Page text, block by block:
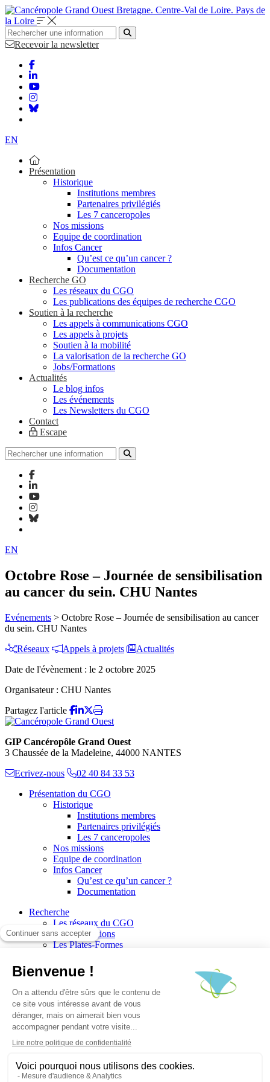
Bretagne. Centre-Val de Loire. Pays de
la Loire
Recevoir la newsletter
EN
Présentation
Historique
Institutions membres
Partenaires privilégiés
Les 7 canceropoles
Nos missions
Equipe de coordination
Infos Cancer
Qu’est ce qu’un cancer ?
Documentation
Recherche GO
Les réseaux du CGO
Les publications des équipes de recherche CGO
Soutien à la recherche
Les appels à communications CGO
Les appels à projets
Soutien à la mobilité
La valorisation de la recherche GO
Jobs/Formations
Actualités
Le blog infos
Les événements
Les Newsletters du CGO
Contact
Escape
EN
Octobre Rose – Journée de sensibilisation
au cancer du sein. CHU Nantes
Evénements > Octobre Rose – Journée de sensibilisation au cancer
du sein. CHU Nantes
Réseaux
Appels à projets
Actualités
Date de l'évènement : le 2 octobre 2025
Organisateur : CHU Nantes
Partagez l'article
GIP Cancéropôle Grand Ouest
3 Chaussée de la Madeleine, 44000 NANTES
Ecrivez-nous
02 40 84 33 53
Présentation du CGO
Historique
Institutions membres
Partenaires privilégiés
Les 7 canceropoles
Nos missions
Equipe de coordination
Infos Cancer
Qu’est ce qu’un cancer ?
Documentation
Recherche
Les réseaux du CGO
Les publications
Les Plates-Formes
Les appels à communications
Les appels à projets
La valorisation de la recherche
Jobs/Formations
Actualités
Le blog infos
Les événements
Escape